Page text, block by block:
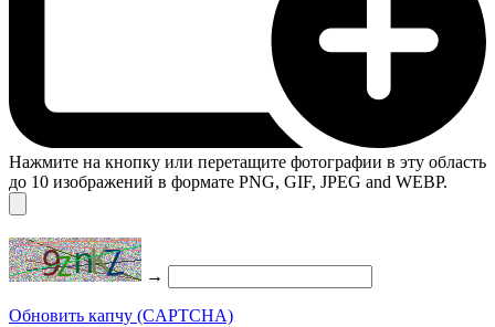
Нажмите на кнопку или перетащите фотографии в эту область
до 10 изображений в формате PNG, GIF, JPEG and WEBP.
→
Обновить капчу (CAPTCHA)